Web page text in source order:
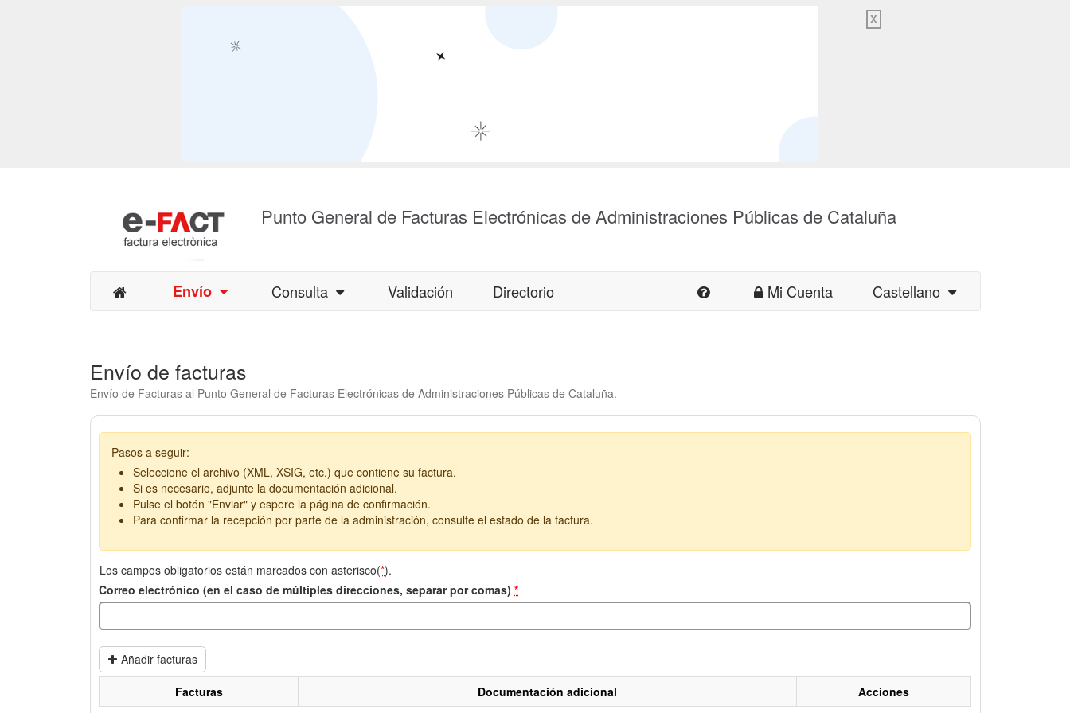
X
Punto General de Facturas Electrónicas de Administraciones Públicas de Cataluña
Envío Consulta Validación Directorio Mi Cuenta Castellano
Envío de facturas
Envío de Facturas al Punto General de Facturas Electrónicas de Administraciones Públicas de Cataluña.
Pasos a seguir:
Seleccione el archivo (XML, XSIG, etc.) que contiene su factura.
Si es necesario, adjunte la documentación adicional.
Pulse el botón "Enviar" y espere la página de confirmación.
Para confirmar la recepción por parte de la administración, consulte el estado de la factura.
Los campos obligatorios están marcados con asterisco(*).
Correo electrónico (en el caso de múltiples direcciones, separar por comas) *
Añadir facturas
Facturas Documentación adicional Acciones